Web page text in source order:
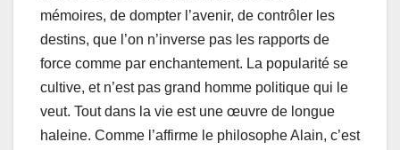
mémoires, de dompter l’avenir, de contrôler les
destins, que l’on n’inverse pas les rapports de
force comme par enchantement. La popularité se
cultive, et n’est pas grand homme politique qui le
veut. Tout dans la vie est une œuvre de longue
haleine. Comme l’affirme le philosophe Alain, c’est